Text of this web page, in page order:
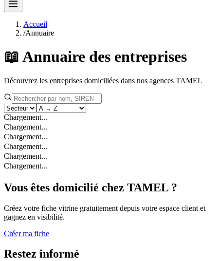
Accueil
/Annuaire
📖 Annuaire des entreprises
Découvrez les entreprises domiciliées dans nos agences TAMEL
Chargement...
Chargement...
Chargement...
Chargement...
Chargement...
Chargement...
Vous êtes domicilié chez TAMEL ?
Créez votre fiche vitrine gratuitement depuis votre espace client et
gagnez en visibilité.
Créer ma fiche
Restez informé